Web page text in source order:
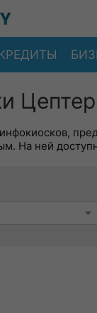
На ней